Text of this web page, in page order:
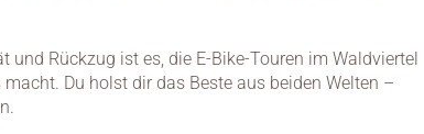
und Rückzug ist es, die E-Bike-Touren im Waldviertel
Du holst dir das Beste aus beiden Welten –